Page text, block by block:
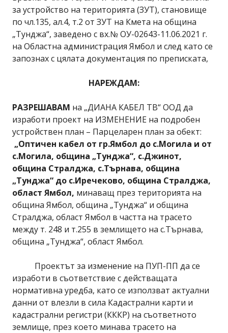
за устройство на територията (ЗУТ), становище
по чл.135, ал.4, т.2 от ЗУТ на Кмета на община
„Тунджа“, заведено с вх.№ ОУ-02643-11.06.2021 г.
на Областна администрация Ямбол и след като се
запознах с цялата документация по преписката,
НАРЕЖДАМ:
РАЗРЕШАВАМ на „ДИАНА КАБЕЛ ТВ“ ООД да
изработи проект на ИЗМЕНЕНИЕ на подробен
устройствен план – Парцеларен план за обект:
„Оптичен кабел от гр.Ямбол до с.Могила и от
с.Могила, община „Тунджа“, с.Джинот,
община Стралджа, с.Търнава, община
„Тунджа“ до с.Иречеково, община Стралджа,
област Ямбол, минаващ през територията на
община Ямбол, община „Тунджа“ и община
Стралджа, област Ямбол в частта на трасето
между т. 248 и т.255 в землището на с.Търнава,
община „Тунджа“, област Ямбол.
Проектът за изменение на ПУП-ПП да се
изработи в съответствие с действащата
нормативна уредба, като се използват актуални
данни от влезли в сила Кадастрални карти и
кадастрални регистри (КККР) на съответното
землище, през което минава трасето на